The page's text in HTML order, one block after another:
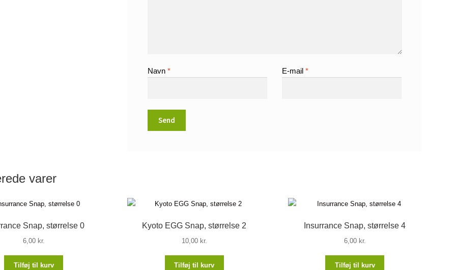
Navn * E-mail *
varer
Snap, størrelse 0
6,00 kr.
Tilføj til kurv
Kyoto EGG Snap, størrelse 2
10,00 kr.
Tilføj til kurv
Insurrance Snap, størrelse 4
6,00 kr.
Tilføj til kurv